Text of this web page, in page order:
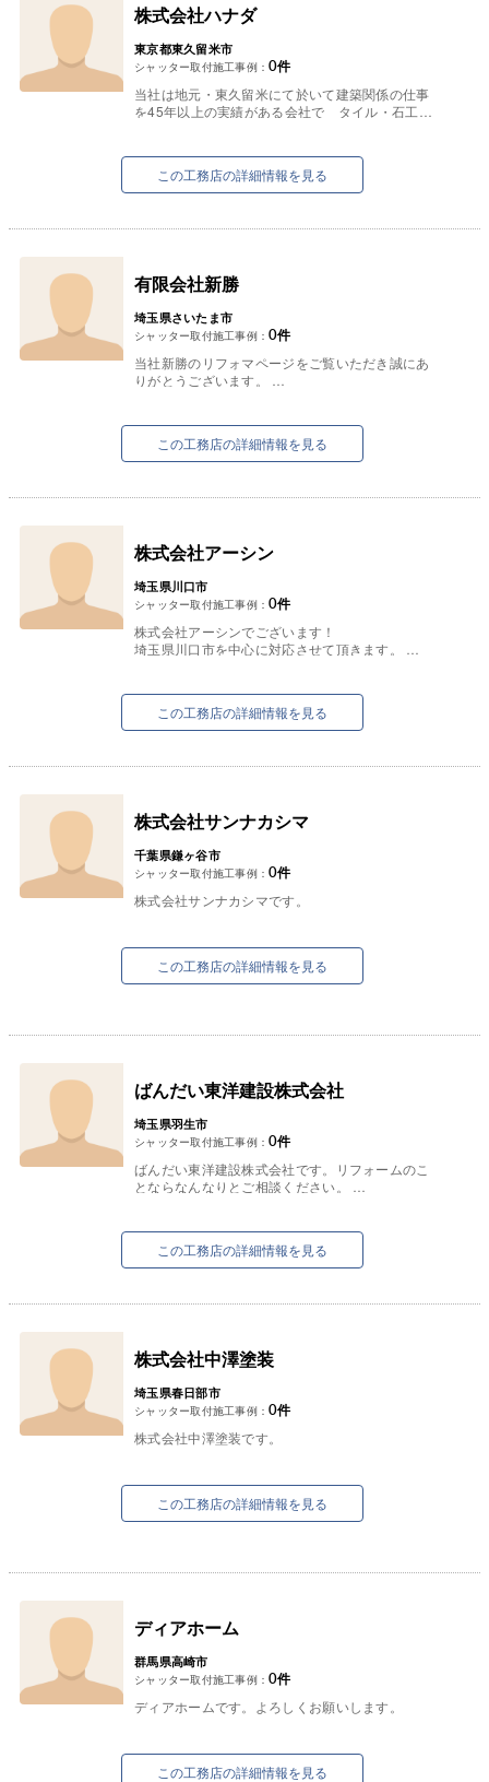
株式会社ハナダ
東京都東久留米市
シャッター取付施工事例： 0件
当社は地元・東久留米にて於いて建築関係の仕事
を45年以上の実績がある会社で タイル・石工
タイル・石工事では人...
この工務店の詳細情報を見る
有限会社新勝
埼玉県さいたま市
シャッター取付施工事例： 0件
当社新勝のリフォマページをご覧いただき誠にあ
りがとうございます。
新勝は地域の皆様の声...
この工務店の詳細情報を見る
株式会社アーシン
埼玉県川口市
シャッター取付施工事例： 0件
株式会社アーシンでございます！
埼玉県川口市を中心に対応させて頂きます。
お...
この工務店の詳細情報を見る
株式会社サンナカシマ
千葉県鎌ヶ谷市
シャッター取付施工事例： 0件
株式会社サンナカシマです。
この工務店の詳細情報を見る
ばんだい東洋建設株式会社
埼玉県羽生市
シャッター取付施工事例： 0件
ばんだい東洋建設株式会社です。リフォームのこ
とならなんなりとご相談ください。
この工務店の詳細情報を見る
株式会社中澤塗装
埼玉県春日部市
シャッター取付施工事例： 0件
株式会社中澤塗装です。
この工務店の詳細情報を見る
ディアホーム
群馬県高崎市
シャッター取付施工事例： 0件
ディアホームです。よろしくお願いします。
この工務店の詳細情報を見る